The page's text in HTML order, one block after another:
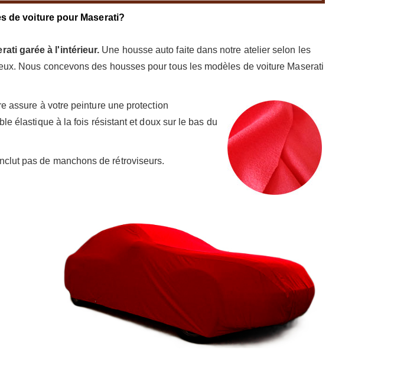
de voiture pour Maserati?
garée à l'intérieur. Une housse auto faite dans notre atelier selon les
Nous concevons des housses pour tous les modèles de voiture Maserati
assure à votre peinture une protection
élastique à la fois résistant et doux sur le bas du
pas de manchons de rétroviseurs.